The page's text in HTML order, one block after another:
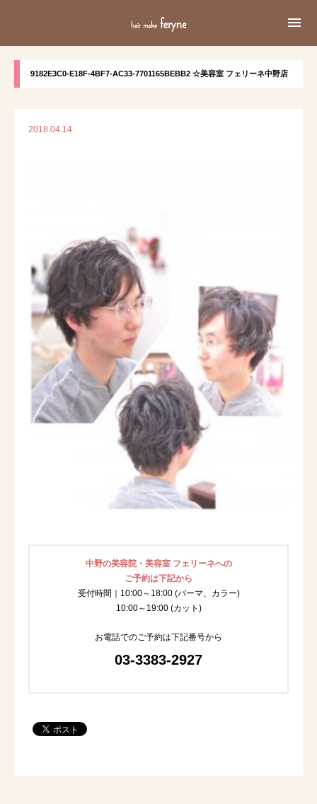

9182E3C0-E18F-4BF7-AC33-7701165BEBB2 ☆美容室 フェリーネ中野店
2018.04.14
中野の美容院・美容室 フェリーネへの
ご予約は下記から
受付時間｜10:00～18:00 (パーマ、カラー)
10:00～19:00 (カット)
お電話でのご予約は下記番号から
03-3383-2927